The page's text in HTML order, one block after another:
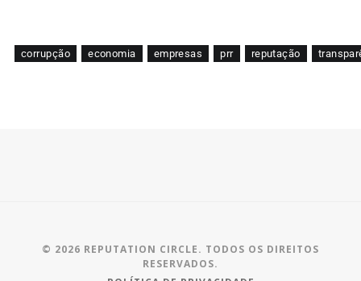
corrupção economia empresas prr reputação
© 2026 REPUTATION CIRCLE. TODOS OS DIREITOS
RESERVADOS.